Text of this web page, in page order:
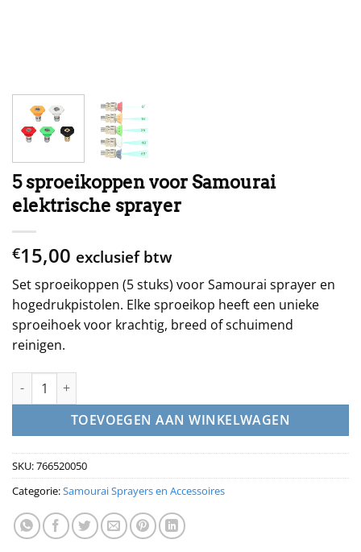
5 sproeikoppen voor Samourai
elektrische sprayer
€15,00 exclusief btw
Set sproeikoppen (5 stuks) voor Samourai sprayer en
hogedrukpistolen. Elke sproeikop heeft een unieke
sproeihoek voor krachtig, breed of schuimend
reinigen.
5 sproeikoppen voor Samourai elektrische sprayer aantal
TOEVOEGEN AAN WINKELWAGEN
SKU:766520050
Categorie:Samourai Sprayers en Accessoires